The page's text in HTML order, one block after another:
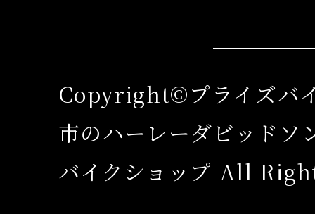
Copyright©プライズバ
市のハーレーダビッドソ
バイクショップ All